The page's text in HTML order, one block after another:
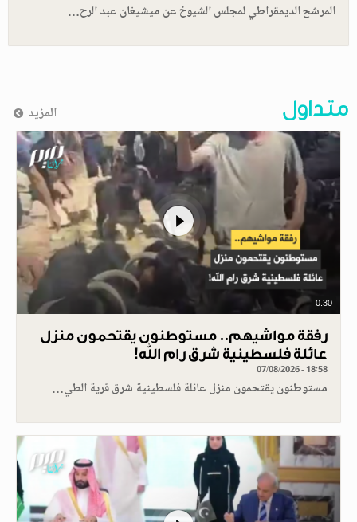
المرشح الديمقراطي لمجلس الشيوخ عن ميشيغان عبد الرح…
متداول المزيد
0.30
رفقة مواشيهم.. مستوطنون يقتحمون منزل
عائلة فلسطينية شرق رام الله!
07/08/2026 - 18:58
مستوطنون يقتحمون منزل عائلة فلسطينية شرق قرية الطي…